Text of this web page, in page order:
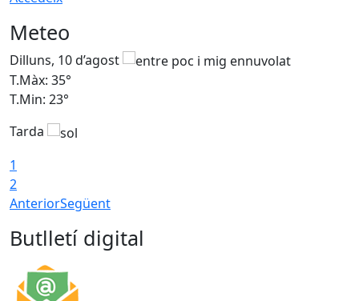
Meteo
Dilluns, 10 d’agost
T.Màx: 35°
T.Min: 23°
Tarda
1
2
AnteriorSegüent
Butlletí digital